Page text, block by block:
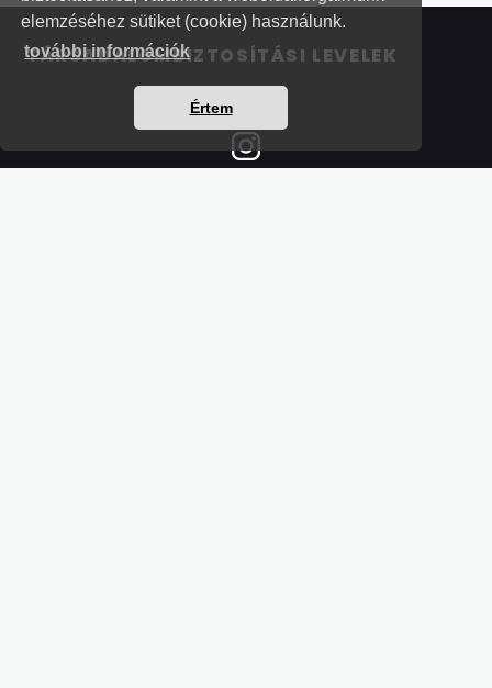
elemzéséhez sütiket (cookie) használunk.
további információk
Értem
TÁRSADALOMBIZTOSÍTÁSI LEVELEK